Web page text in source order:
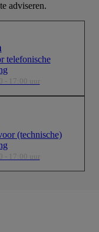
adviseren.
telefonische
- 17:00 uur
(technische)
- 17:00 uur